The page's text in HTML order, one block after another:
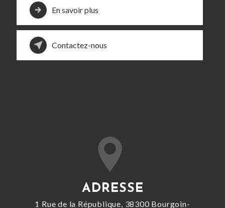
En savoir plus
Contactez-nous
ADRESSE
1 Rue de la République, 38300 Bourgoin-